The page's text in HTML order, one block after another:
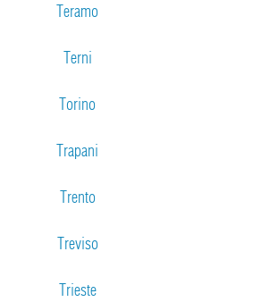
Teramo
Terni
Torino
Trapani
Trento
Treviso
Trieste